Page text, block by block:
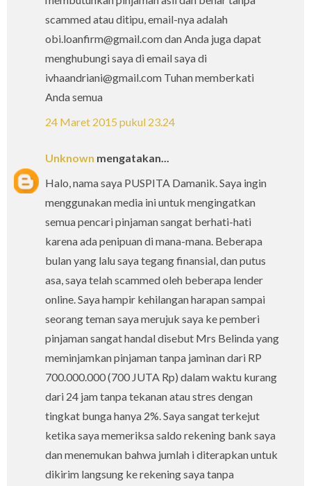
scammed atau ditipu, email-nya adalah
obi.loanfirm@gmail.com dan Anda juga dapat
menghubungi saya di email saya di
ivhaandriani@gmail.com Tuhan memberkati
Anda semua
24 Maret 2015 pukul 23.24
Unknown mengatakan...
Halo, nama saya PUSPITA Damanik. Saya ingin
menggunakan media ini untuk mengingatkan
semua pencari pinjaman sangat berhati-hati
karena ada penipuan di mana-mana. Beberapa
bulan yang lalu saya tegang finansial, dan putus
asa, saya telah scammed oleh beberapa lender
online. Saya hampir kehilangan harapan sampai
seorang teman saya merujuk saya ke pemberi
pinjaman sangat handal disebut Mrs Belinda yang
meminjamkan pinjaman tanpa jaminan dari RP
700.000.000 (700 JUTA Rp) dalam waktu kurang
dari 24 jam tanpa tekanan atau stres dengan
tingkat bunga hanya 2%. Saya sangat terkejut
ketika saya memeriksa saldo rekening bank saya
dan menemukan bahwa jumlah i diterapkan untuk
dikirim langsung ke rekening saya tanpa